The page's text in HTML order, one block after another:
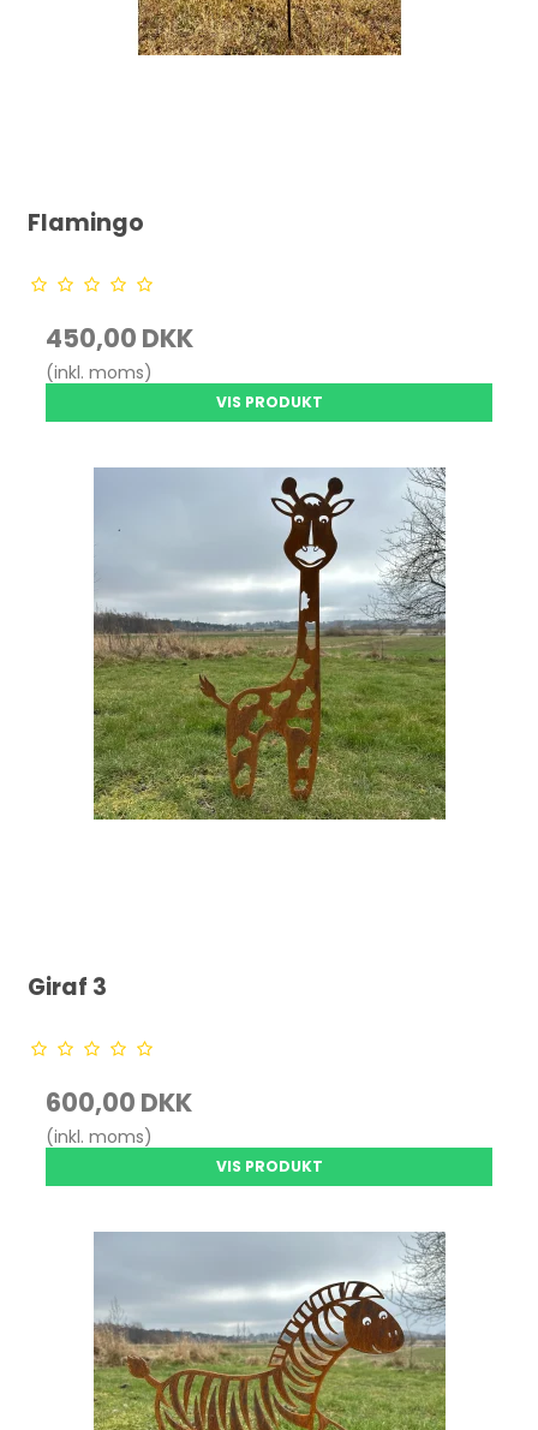
Flamingo
450,00 DKK
(inkl. moms)
VIS PRODUKT
Giraf 3
600,00 DKK
(inkl. moms)
VIS PRODUKT